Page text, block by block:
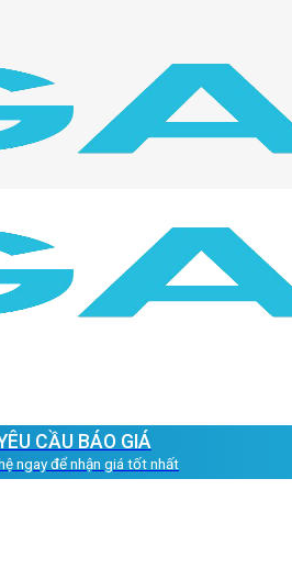
CẦU BÁO GIÁ
ngay để nhận giá tốt nhất